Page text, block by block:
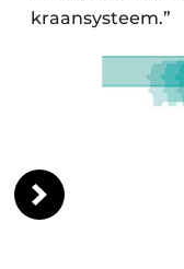
kraansysteem.”